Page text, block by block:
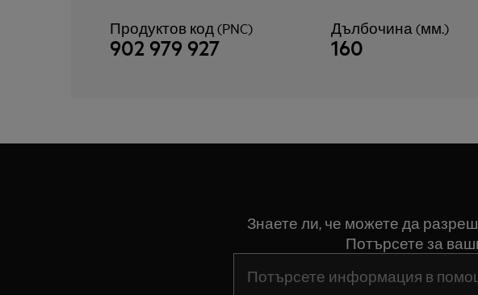
Продуктов код (PNC)
902 979 927
Дълбочина (мм.)
160
Знаете ли, че можете да
Потърсете за